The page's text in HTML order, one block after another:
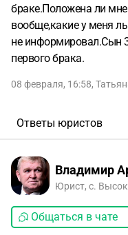
браке.Положена ли
вообще,какие у меня
не информировал.Сын
первого брака.
08 февраля, 16:58,
Ответы юристов
Владимир
Юрист, с.
Общаться в чате